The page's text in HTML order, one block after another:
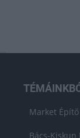
Market
Bács-